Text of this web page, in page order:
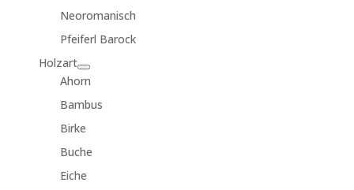
Neoromanisch
Pfeiferl Barock
Holzart
Ahorn
Bambus
Birke
Buche
Eiche